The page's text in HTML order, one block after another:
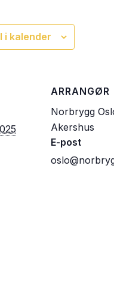
i kalender
ARRANGØR
Norbrygg
Akershus
E-post